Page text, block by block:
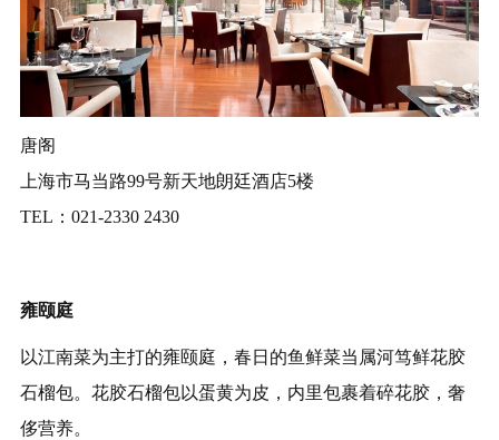
唐阁
上海市马当路99号新天地朗廷酒店5楼
TEL：021-2330 2430
雍颐庭
以江南菜为主打的雍颐庭，春日的鱼鲜菜当属河笃鲜花胶
石榴包。花胶石榴包以蛋黄为皮，内里包裹着碎花胶，奢
侈营养。